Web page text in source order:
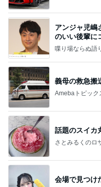
アンジャ児嶋
のいい後輩に
喋り場ならぬ語
義母の救急搬
Amebaトピック
話題のスイカ
さとみるくのロ
会場で見つけ